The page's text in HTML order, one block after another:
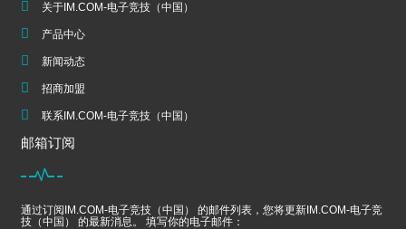
关于IM.COM-电子竞技（中国）
产品中心
新闻动态
招商加盟
联系IM.COM-电子竞技（中国）
邮箱订阅
通过订阅IM.COM-电子竞技（中国） 的邮件列表，您将更新IM.COM-电子竞
技（中国） 的最新消息。 填写你的电子邮件：